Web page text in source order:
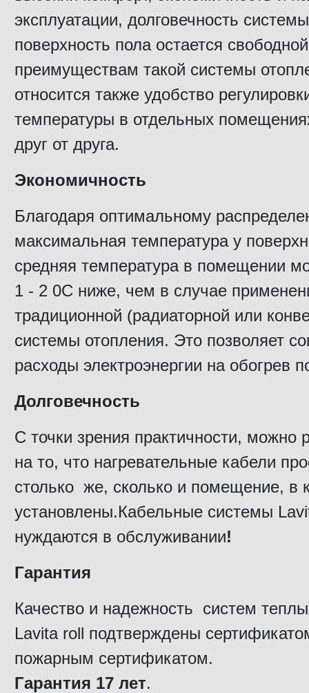
эксплуатации, долговечность
поверхность пола остается
преимуществам такой системы
относится также удобство
температуры в отдельных
друг от друга.
Экономичность
Благодаря оптимальному
максимальная температура у
средняя температура в помещении
1 - 2 0С ниже, чем в случае
традиционной (радиаторной или
системы отопления. Это позволяет
расходы электроэнергии на обогрев
Долговечность
С точки зрения практичности, можно
на то, что нагревательные кабели
столько же, сколько и помещение, в
установлены.Кабельные системы
нуждаются в обслуживании!
Гарантия
Качество и надежность систем
Lavita roll подтверждены
пожарным сертификатом.
Гарантия 17 лет.